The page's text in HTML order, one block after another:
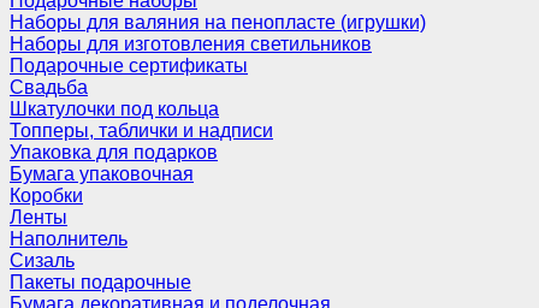
Наборы для валяния на пенопласте (игрушки)
Наборы для изготовления светильников
Подарочные сертификаты
Свадьба
Шкатулочки под кольца
Топперы, таблички и надписи
Упаковка для подарков
Бумага упаковочная
Коробки
Ленты
Наполнитель
Сизаль
Пакеты подарочные
Бумага декоративная и поделочная